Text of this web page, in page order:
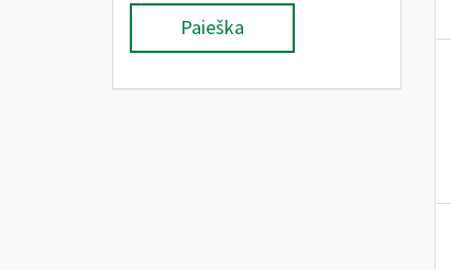
Paieška